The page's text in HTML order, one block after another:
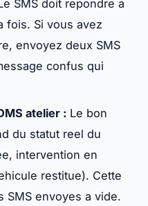
SMS doit repondre a
fois. Si vous avez
envoyez deux SMS
confus qui
atelier : Le bon
du statut reel du
intervention en
restitue). Cette
SMS envoyes a vide.